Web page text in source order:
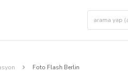
Foto Flash Berlin